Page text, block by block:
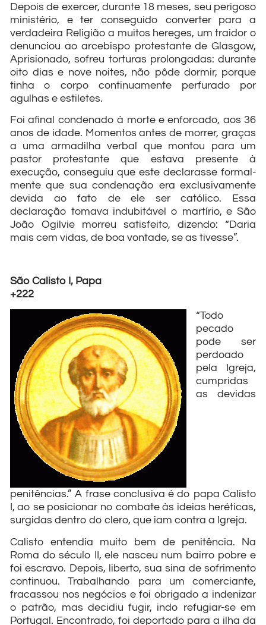
De­pois de exercer, durante 18 meses, seu perigoso
ministério, e ter con­seguido converter para a
verdadeira Religião a muitos hereges, um trai­dor o
denunciou ao arcebispo pro­testante de Glasgow,
Aprisionado, sofreu torturas prolongadas: duran­te
oito dias e nove noites, não pôde dormir, porque
tinha o corpo conti­nuamente perfurado por
agulhas e estiletes.
Foi afinal condenado à morte e enforcado, aos 36
anos de idade. Momentos antes de morrer, graças
a uma armadilha verbal que montou para um
pastor protestante que estava presente à
execução, con­seguiu que este declarasse formal­
mente que sua condenação era ex­clusivamente
devida ao fato de ele ser católico. Essa
declaração toma­va indubitável o martírio, e São
João Ogilvie morreu satisfeito, dizendo: “Daria
mais cem vidas, de boa von­tade, se as tivesse”.
São Calisto I, Papa
+222
“Todo
pecado
pode ser
perdoado
pela Igreja,
cumpridas
as devidas
penitências.” A frase conclusiva é do papa Calisto
I, ao se posicionar no combate às ideias heréticas,
surgidas dentro do clero, que iam contra a Igreja.
Calisto entendia muito bem de penitência. Na
Roma do século II, ele nasceu num bairro pobre e
foi escravo. Depois, liberto, sua sina de sofrimento
continuou. Trabalhando para um comerciante,
fracassou nos negócios e foi obrigado a indenizar
o patrão, mas decidiu fugir, indo refugiar-se em
Portugal. Encontrado, foi deportado para a ilha da